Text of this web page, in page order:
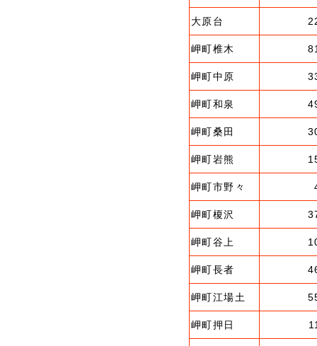
大原台
岬町椎木
岬町中原
岬町和泉
岬町桑田
岬町岩熊
岬町市野々
岬町榎沢
岬町谷上
岬町長者
岬町江場土
岬町押日